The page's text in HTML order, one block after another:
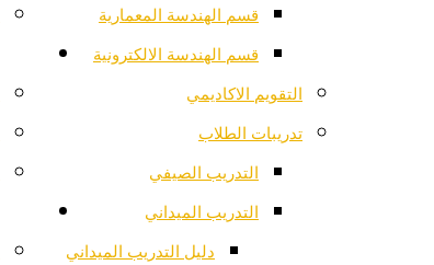
قسم الهندسة المعمارية
قسم الهندسة الالكترونية
التقويم الاكاديمي
تدريبات الطلاب
التدريب الصيفي
التدريب الميداني
دليل التدريب الميداني